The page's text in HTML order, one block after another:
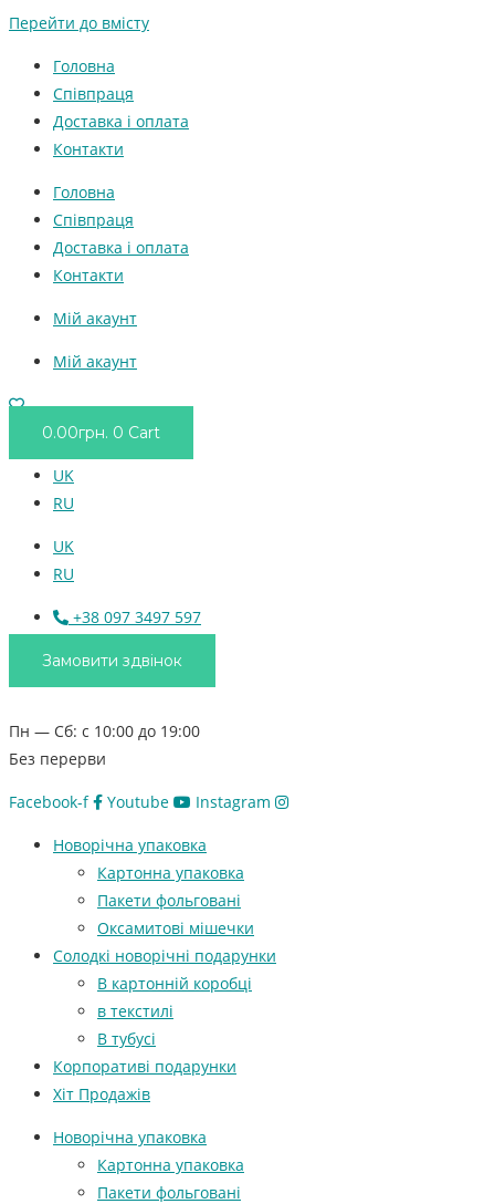
Перейти до вмісту
Головна
Співпраця
Доставка і оплата
Контакти
Головна
Співпраця
Доставка і оплата
Контакти
Мій акаунт
Мій акаунт
0.00грн. 0 Cart
UK
RU
UK
RU
+38 097 3497 597
Замовити здвінок
Пн — Сб: с 10:00 до 19:00
Без перерви
Facebook-f Youtube Instagram
Новорічна упаковка
Картонна упаковка
Пакети фольговані
Оксамитові мішечки
Солодкі новорічні подарунки
В картонній коробці
в текстилі
В тубусі
Корпоративі подарунки
Хіт Продажів
Новорічна упаковка
Картонна упаковка
Пакети фольговані